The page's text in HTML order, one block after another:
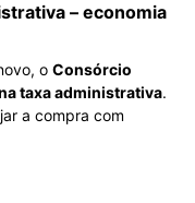
– economia
o Consórcio
taxa administrativa.
a compra com